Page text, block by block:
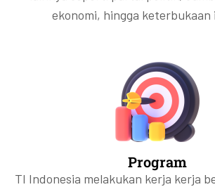
ekonomi, hingga keterbukaan
Program
TI Indonesia melakukan kerja kerja